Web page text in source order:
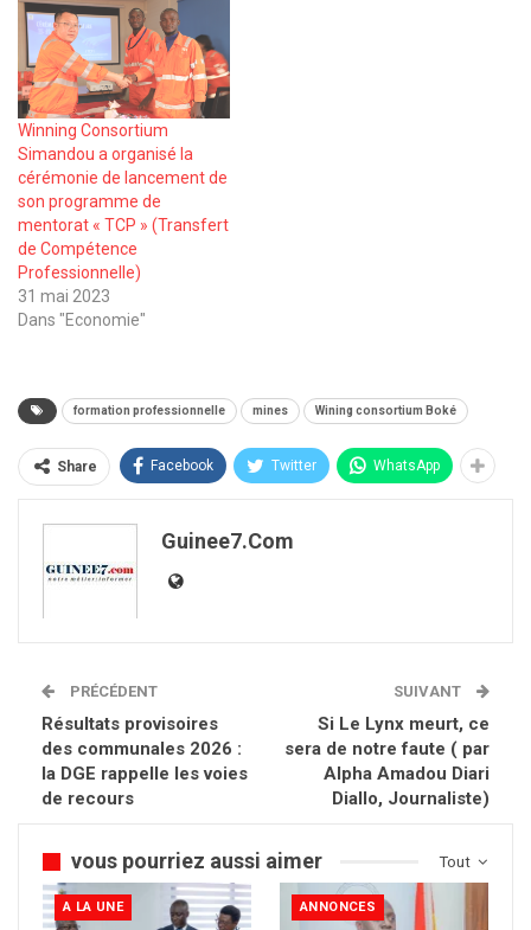
Winning Consortium
Simandou a organisé la
cérémonie de lancement de
son programme de
mentorat « TCP » (Transfert
de Compétence
Professionnelle)
31 mai 2023
Dans "Economie"
formation professionnelle mines Wining consortium Boké
Share Facebook Twitter WhatsApp
Guinee7.com
PRÉCÉDENT
Résultats provisoires
des communales 2026 :
la DGE rappelle les voies
de recours
SUIVANT
Si Le Lynx meurt, ce
sera de notre faute ( par
Alpha Amadou Diari
Diallo, Journaliste)
Tout
vous pourriez aussi aimer
A LA UNE ANNONCES